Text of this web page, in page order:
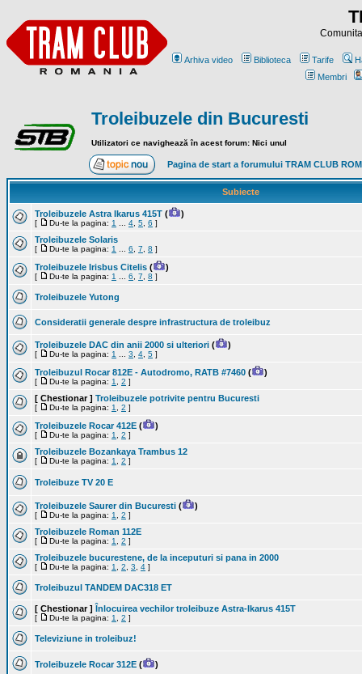
Arhiva video Biblioteca Tarife
Membri
Troleibuzele din Bucuresti
Utilizatori ce navighează în acest forum: Nici unul
Pagina de start a forumului TRAM CLUB
Subiecte
Troleibuzele Astra Ikarus 415T ( )
[ Du-te la pagina: 1 4 5 6 ]
Troleibuzele Solaris
[ Du-te la pagina: 1 6 7 8 ]
Troleibuzele Irisbus Citelis ( )
[ Du-te la pagina: 1 6 7 8 ]
Troleibuzele Yutong
Consideratii generale despre infrastructura de troleibuz
Troleibuzele DAC din anii 2000 si ulteriori ( )
[ Du-te la pagina: 1 3 4 5 ]
Troleibuzul Rocar 812E - Autodromo, RATB #7460 ( )
[ Du-te la pagina: 1 2 ]
[ Chestionar ] Troleibuzele potrivite pentru Bucuresti
[ Du-te la pagina: 1 2 ]
Troleibuzele Rocar 412E ( )
[ Du-te la pagina: 1 2 ]
Troleibuzele Bozankaya Trambus 12
[ Du-te la pagina: 1 2 ]
Troleibuze TV 20 E
Troleibuzele Saurer din Bucuresti ( )
[ Du-te la pagina: 1 2 ]
Troleibuzele Roman 112E
[ Du-te la pagina: 1 2 ]
Troleibuzele bucurestene, de la inceputuri si pana in 2000
[ Du-te la pagina: 1 2 3 4 ]
Troleibuzul TANDEM DAC318 ET
[ Chestionar ] Înlocuirea vechilor troleibuze Astra-Ikarus 415T
[ Du-te la pagina: 1 2 ]
Televiziune in troleibuz!
Troleibuzele Rocar 312E ( )